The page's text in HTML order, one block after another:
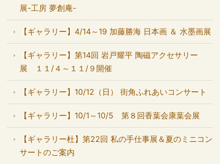
展-工房 夢創庵-
【ギャラリー】4/14～19 加藤勝海 日本画 ＆ 水墨画展
【ギャラリー】第14回 岩戸耀平 陶磁アクセサリー
展 １１/４～１１/９開催
【ギャラリー】10/12（日） 街角ふれあいコンサート
【ギャラリー】10/1～10/5 第８回香葉会康葉会展
【ギャラリー杜】第22回 私の手仕事展＆夏のミニコン
サートのご案内